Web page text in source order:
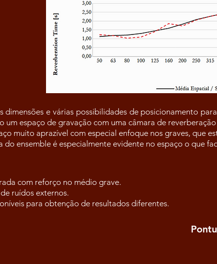
dimensões e várias possibilidades de posicionamento
um espaço de gravação com uma câmara de
muito aprazível com especial enfoque nos graves, que
do ensemble é especialmente evidente no espaço o que
com reforço no médio grave.
ruídos externos.
para obtenção de resultados diferentes.